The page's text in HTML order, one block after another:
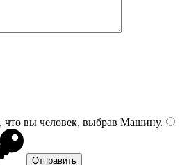
вы человек, выбрав Машину.